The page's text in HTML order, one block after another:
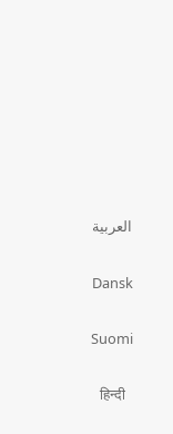
العربية
Dansk
Suomi
हिन्दी